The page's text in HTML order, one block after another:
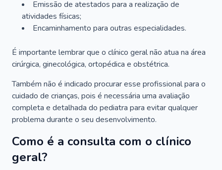
Emissão de atestados para a realização de
atividades físicas;
Encaminhamento para outras especialidades.
É importante lembrar que o clínico geral não atua na área
cirúrgica, ginecológica, ortopédica e obstétrica.
Também não é indicado procurar esse profissional para o
cuidado de crianças, pois é necessária uma avaliação
completa e detalhada do pediatra para evitar qualquer
problema durante o seu desenvolvimento.
Como é a consulta com o clínico
geral?